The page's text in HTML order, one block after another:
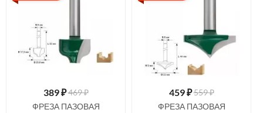
389₽469 ₽
ФРЕЗА ПАЗОВАЯ
459₽559 ₽
ФРЕЗА ПАЗОВАЯ